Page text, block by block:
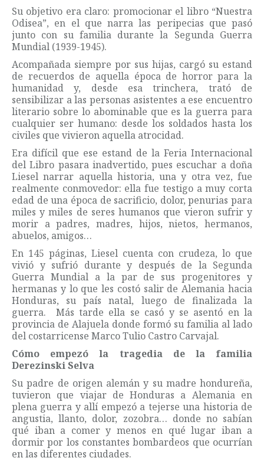
Su objetivo era claro: promocionar el libro “Nuestra
Odisea”, en el que narra las peripecias que pasó
junto con su familia durante la Segunda Guerra
Mundial (1939-1945).
Acompañada siempre por sus hijas, cargó su estand
de recuerdos de aquella época de horror para la
humanidad y, desde esa trinchera, trató de
sensibilizar a las personas asistentes a ese encuentro
literario sobre lo abominable que es la guerra para
cualquier ser humano: desde los soldados hasta los
civiles que vivieron aquella atrocidad.
Era difícil que ese estand de la Feria Internacional
del Libro pasara inadvertido, pues escuchar a doña
Liesel narrar aquella historia, una y otra vez, fue
realmente conmovedor: ella fue testigo a muy corta
edad de una época de sacrificio, dolor, penurias para
miles y miles de seres humanos que vieron sufrir y
morir a padres, madres, hijos, nietos, hermanos,
abuelos, amigos…
En 145 páginas, Liesel cuenta con crudeza, lo que
vivió y sufrió durante y después de la Segunda
Guerra Mundial a la par de sus progenitores y
hermanas y lo que les costó salir de Alemania hacia
Honduras, su país natal, luego de finalizada la
guerra. Más tarde ella se casó y se asentó en la
provincia de Alajuela donde formó su familia al lado
del costarricense Marco Tulio Castro Carvajal.
Cómo empezó la tragedia de la familia
Derezinski Selva
Su padre de origen alemán y su madre hondureña,
tuvieron que viajar de Honduras a Alemania en
plena guerra y allí empezó a tejerse una historia de
angustia, llanto, dolor, zozobra… donde no sabían
qué iban a comer y menos en qué lugar iban a
dormir por los constantes bombardeos que ocurrían
en las diferentes ciudades.